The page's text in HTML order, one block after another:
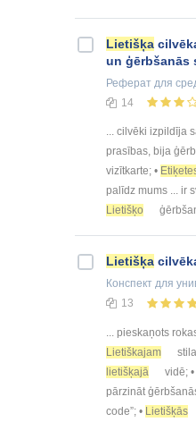
Lietišķa
un ģērbšanās
Реферат для
14
... cilvēki izpildīja
prasības, bija
vizītkarte; •
palīdz mums ... ir
Lietišķo
Lietišķa
Конспект для
13
... pieskaņots
Lietiškajam
lietišķajā
vidē;
pārzināt
code”; • Lietišķās